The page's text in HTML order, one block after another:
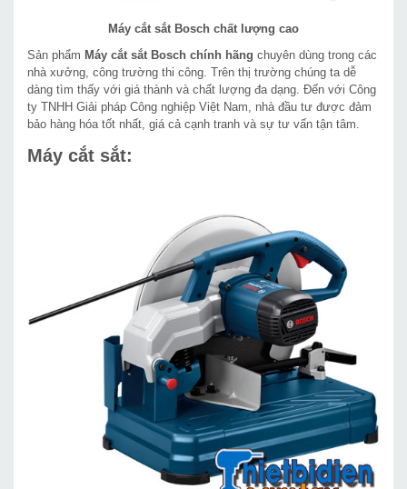
Máy cắt sắt Bosch chất lượng cao
Sản phẩm Máy cắt sắt Bosch chính hãng chuyên dùng trong các
nhà xưởng, công trường thi công. Trên thị trường chúng ta dễ
dàng tìm thấy với giá thành và chất lượng đa dạng. Đến với Công
ty TNHH Giải pháp Công nghiệp Việt Nam, nhà đầu tư được đảm
bảo hàng hóa tốt nhất, giá cả cạnh tranh và sự tư vấn tận tâm.
Máy cắt sắt: